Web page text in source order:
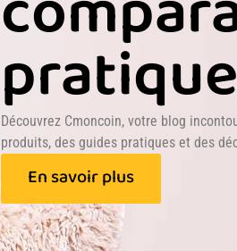
Découvrez Cmoncoin, votre blog
produits, des guides pratiques et des
En savoir plus